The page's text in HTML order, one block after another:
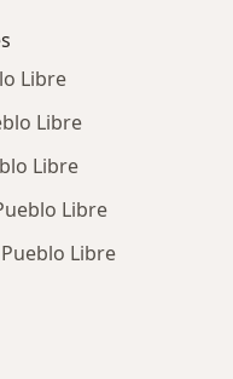
Libre
Libre
Libre
Libre
Libre